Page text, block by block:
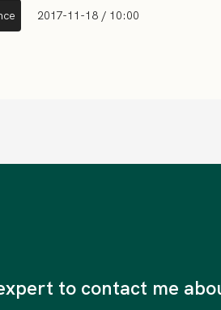
2017-11-18 / 10:00
to contact me